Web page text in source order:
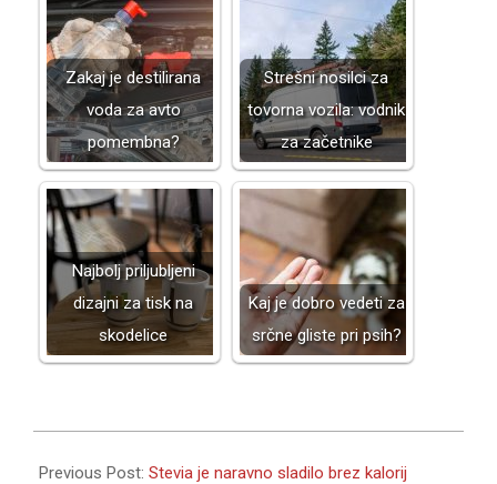
Zakaj je destilirana
voda za avto
pomembna?
Strešni nosilci za
tovorna vozila: vodnik
za začetnike
Najbolj priljubljeni
dizajni za tisk na
skodelice
Kaj je dobro vedeti za
srčne gliste pri psih?
01-
Previous Post: Stevia je naravno sladilo brez kalorij